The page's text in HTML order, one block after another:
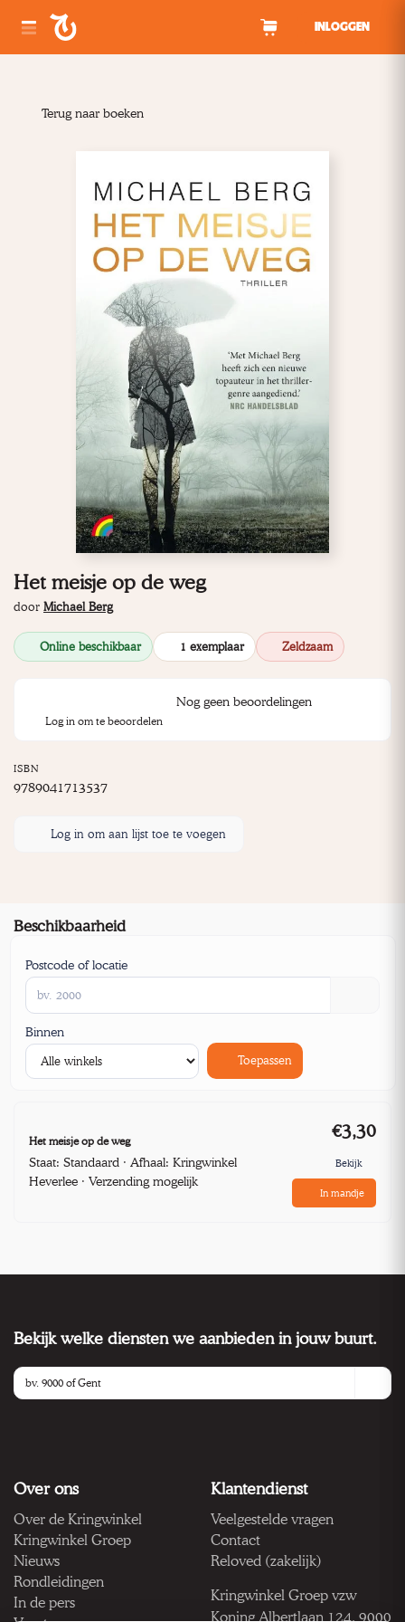
INLOGGEN
Terug naar boeken
Het meisje op de weg
door Michael Berg
Online beschikbaar 1 exemplaar Zeldzaam
Nog geen beoordelingen
Log in om te beoordelen
ISBN
9789041713537
Log in om aan lijst toe te voegen
Beschikbaarheid
Postcode of locatie
Binnen
Toepassen
Het meisje op de weg
Staat: Standaard · Afhaal: Kringwinkel
Heverlee · Verzending mogelijk
€3,30
Bekijk
In mandje
Bekijk welke diensten we aanbieden in jouw buurt.
Over ons
Over de Kringwinkel
Kringwinkel Groep
Nieuws
Rondleidingen
In de pers
Klantendienst
Veelgestelde vragen
Contact
Reloved (zakelijk)
Kringwinkel Groep vzw
Koning Albertlaan 124, 9000